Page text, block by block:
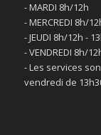
- MARDI 8h/12h
- MERCREDI 8h/
- JEUDI 8h/12h -
- VENDREDI 8h/
- Les services
vendredi de